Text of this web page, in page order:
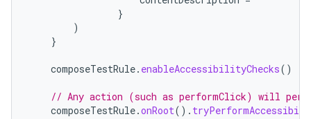
}
)
}
composeTestRule. enableAccessibilityChecks()
// Any action (such as performClick) will
composeTestRule.onRoot().